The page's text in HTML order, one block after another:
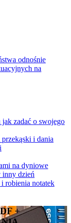
odnośnie
na
zadać o swojego
i dania
na dyniowe
inny dzień
robienia notatek
+